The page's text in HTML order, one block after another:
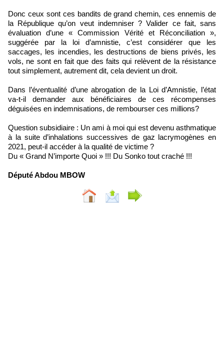
Donc ceux sont ces bandits de grand chemin, ces ennemis de
la République qu’on veut indemniser ? Valider ce fait, sans
évaluation d’une « Commission Vérité et Réconciliation »,
suggérée par la loi d’amnistie, c’est considérer que les
saccages, les incendies, les destructions de biens privés, les
vols, ne sont en fait que des faits qui relèvent de la résistance
tout simplement, autrement dit, cela devient un droit.
Dans l’éventualité d’une abrogation de la Loi d’Amnistie, l’état
va-t-il demander aux bénéficiaires de ces récompenses
déguisées en indemnisations, de rembourser ces millions?
Question subsidiaire : Un ami à moi qui est devenu asthmatique
à la suite d’inhalations successives de gaz lacrymogènes en
2021, peut-il accéder à la qualité de victime ?
Du « Grand N’importe Quoi » !!! Du Sonko tout craché !!!
Député Abdou MBOW